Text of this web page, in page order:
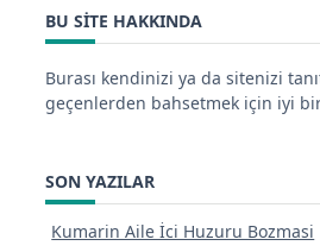
BU SITE HAKKINDA
Burası kendinizi ya da sitenizi
geçenlerden bahsetmek için iyi
SON YAZILAR
Kumarin Aile İci Huzuru Bozmasi